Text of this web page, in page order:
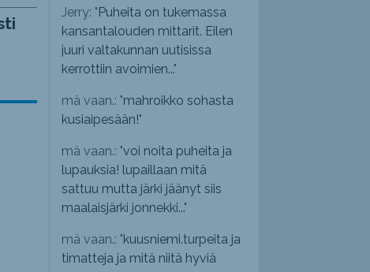
Jerry: " Puheita on tukemassa
kansantalouden mittarit. Eilen
juuri valtakunnan uutisissa
kerrottiin avoimien..."
mä vaan.: "mahroikko sohasta
kusiaipesään!"
mä vaan.: "voi noita puheita ja
lupauksia! lupaillaan mitä
sattuu mutta järki jäänyt siis
maalaisjärki jonnekki..."
mä vaan.: "kuusniemi.turpeita ja
timatteja ja mitä niitä hyviä